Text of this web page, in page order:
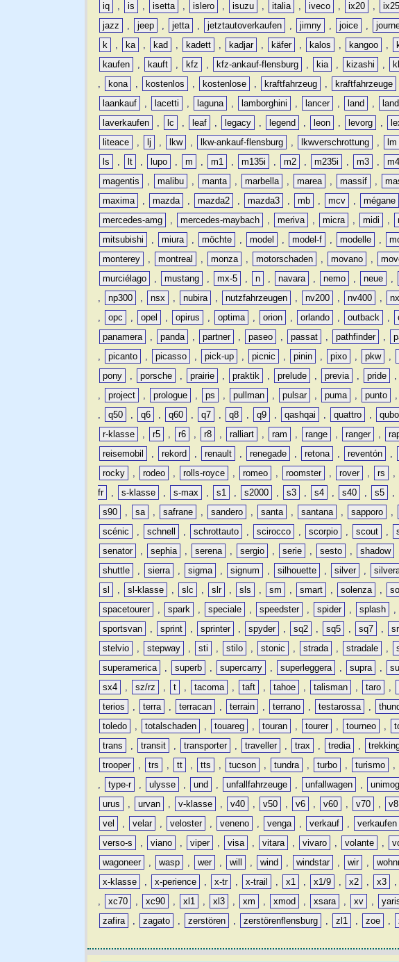
iq
, is , isetta , islero , isuzu , italia , iveco , ix20 , ix25
jazz
, jeep , jetta , jetztautoverkaufen , jimny , joice ,
k
, ka , kad , kadett , kadjar , käfer , kalos , kangoo ,
kaufen
, kauft , kfz , kfz-ankauf-flensburg , kia , kizashi ,
,
kona , kostenlos , kostenlose , kraftfahrzeug , kraftfahrzeuge
laankauf
, lacetti , laguna , lamborghini , lancer , land ,
laverkaufen
, lc , leaf , legacy , legend , leon , levorg ,
liteace
, lj , lkw , lkw-ankauf-flensburg , lkwverschrottung , lm
ls
, lt , lupo , m , m1 , m135i , m2 , m235i , m3 , m4
magentis
, malibu , manta , marbella , marea , massif ,
maxima
, mazda , mazda2 , mazda3 , mb , mcv , mégane
mercedes-amg
, mercedes-maybach , meriva , micra , midi ,
mitsubishi
, miura , möchte , model , model-f , modelle ,
monterey
, montreal , monza , motorschaden , movano ,
murciélago
, mustang , mx-5 , n , navara , nemo , neue ,
,
np300 , nsx , nubira , nutzfahrzeugen , nv200 , nv400 , nx
,
opc , opel , opirus , optima , orion , orlando , outback ,
panamera
, panda , partner , paseo , passat , pathfinder ,
,
picanto , picasso , pick-up , picnic , pinin , pixo , pkw ,
pony
, porsche , prairie , praktik , prelude , previa , pride ,
,
project , prologue , ps , pullman , pulsar , puma , punto ,
,
q50 , q6 , q60 , q7 , q8 , q9 , qashqai , quattro , qubo
r-klasse
, r5 , r6 , r8 , ralliart , ram , range , ranger ,
reisemobil
, rekord , renault , renegade , retona , reventón ,
rocky
, rodeo , rolls-royce , romeo , roomster , rover , rs ,
fr
, s-klasse , s-max , s1 , s2000 , s3 , s4 , s40 , s5 ,
s90
, sa , safrane , sandero , santa , santana , sapporo ,
scénic
, schnell , schrottauto , scirocco , scorpio , scout ,
senator
, sephia , serena , sergio , serie , sesto , shadow
shuttle
, sierra , sigma , signum , silhouette , silver ,
sl
, sl-klasse , slc , slr , sls , sm , smart , solenza ,
spacetourer
, spark , speciale , speedster , spider , splash ,
sportsvan
, sprint , sprinter , spyder , sq2 , sq5 , sq7 ,
stelvio
, stepway , sti , stilo , stonic , strada , stradale ,
superamerica
, superb , supercarry , superleggera , supra ,
sx4
, sz/rz , t , tacoma , taft , tahoe , talisman , taro ,
terios
, terra , terracan , terrain , terrano , testarossa ,
toledo
, totalschaden , touareg , touran , tourer , tourneo ,
trans
, transit , transporter , traveller , trax , tredia ,
trooper
, trs , tt , tts , tucson , tundra , turbo , turismo ,
,
type-r , ulysse , und , unfallfahrzeuge , unfallwagen , unimog
urus
, urvan , v-klasse , v40 , v50 , v6 , v60 , v70 , v8
vel
, velar , veloster , veneno , venga , verkauf , verkaufen
verso-s
, viano , viper , visa , vitara , vivaro , volante ,
wagoneer
, wasp , wer , will , wind , windstar , wir ,
x-klasse
, x-perience , x-tr , x-trail , x1 , x1/9 , x2 , x3 ,
,
xc70 , xc90 , xl1 , xl3 , xm , xmod , xsara , xv ,
zafira
, zagato , zerstören , zerstörenflensburg , zl1 , zoe ,